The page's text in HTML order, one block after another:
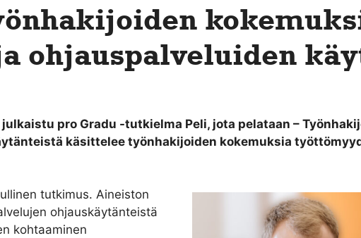
ohjauspalveluiden
pro Gradu -tutkielma Peli, jota pelataan –
käsittelee työnhakijoiden kokemuksia
tutkimus. Aineiston
ohjauskäytänteistä
kohtaaminen